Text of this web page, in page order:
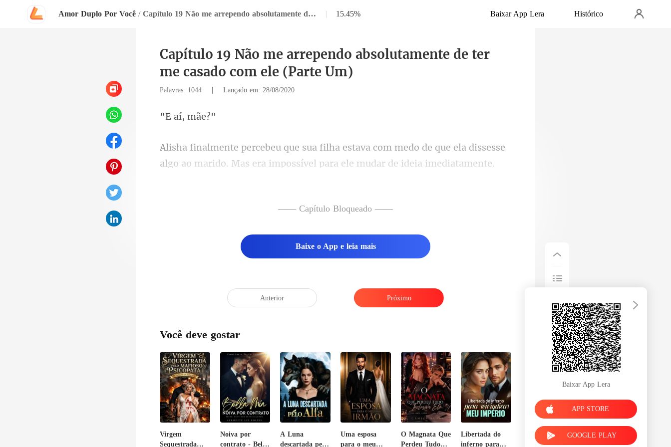
Amor Duplo Por Você / Capítulo 19 Não me arrependo absolutamente de ter me casado com ele (Parte Um) | 15.45% Baixar App Lera Histórico
Capítulo 19 Não me arrependo absolutamente de ter
me casado com ele (Parte Um)
Palavras: 1044 | Lançado em: 28/08/2020
í, m
m medo de que ela dissesse
algo ao marido. Mas era
—— Capítulo Bloqueado ——
Baixe o App e leia mais
Anterior Próximo
Você deve gostar
Virgem
Sequestrada
Noiva por
contrato - Bella
A Luna
descartada pelo
Uma esposa
para o meu
O Magnata Que
Perdeu Tudo
Libertada do
inferno para
Baixar App Lera
APP STORE
GOOGLE PLAY